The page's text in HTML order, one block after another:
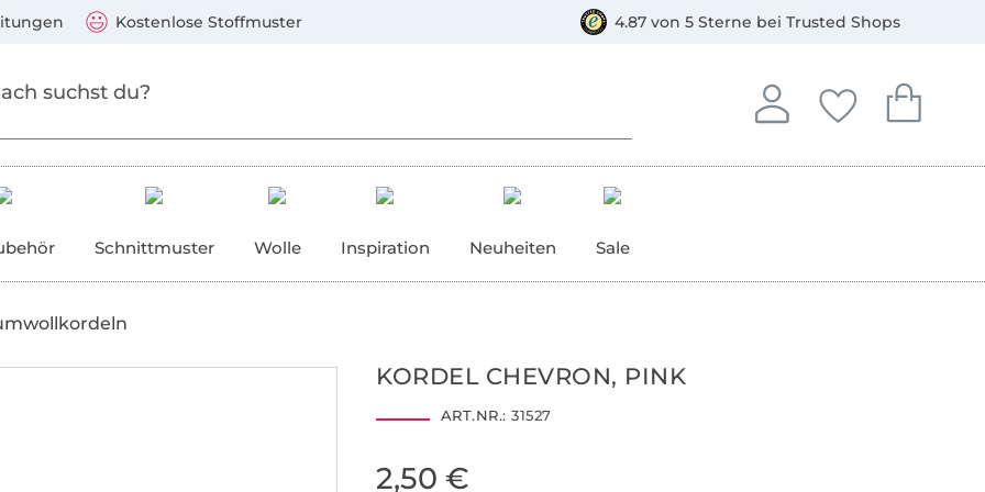
Kostenlose Stoffmuster 4.87 von 5 Sterne bei Trusted Shops
Anmelden
In deinem Konto
Deine
Du hast keine
Dein
Du hast
Schnittmuster Wolle Inspiration Neuheiten Sale
KORDEL CHEVRON, PINK
ART.NR.: 31527
2,50 €
Mastercard, PayPal, Giropay, Kauf auf Rechnung, Vorkasse